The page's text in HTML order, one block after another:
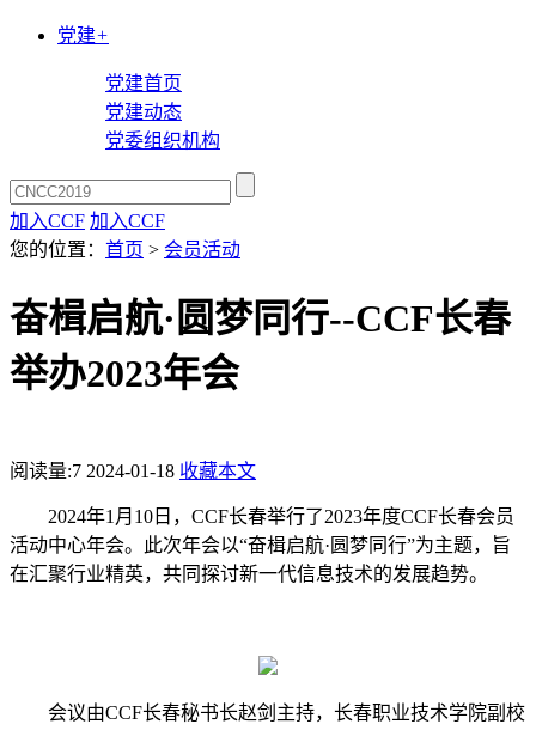
党建+
党建首页
党建动态
党委组织机构
加入CCF 加入CCF
您的位置： 首页 > 会员活动
奋楫启航·圆梦同行--CCF长春
举办2023年会
阅读量:7 2024-01-18 收藏本文
2024年1月10日，CCF长春举行了2023年度CCF长春会员
活动中心年会。此次年会以“奋楫启航·圆梦同行”为主题，旨
在汇聚行业精英，共同探讨新一代信息技术的发展趋势。
会议由CCF长春秘书长赵剑主持，长春职业技术学院副校